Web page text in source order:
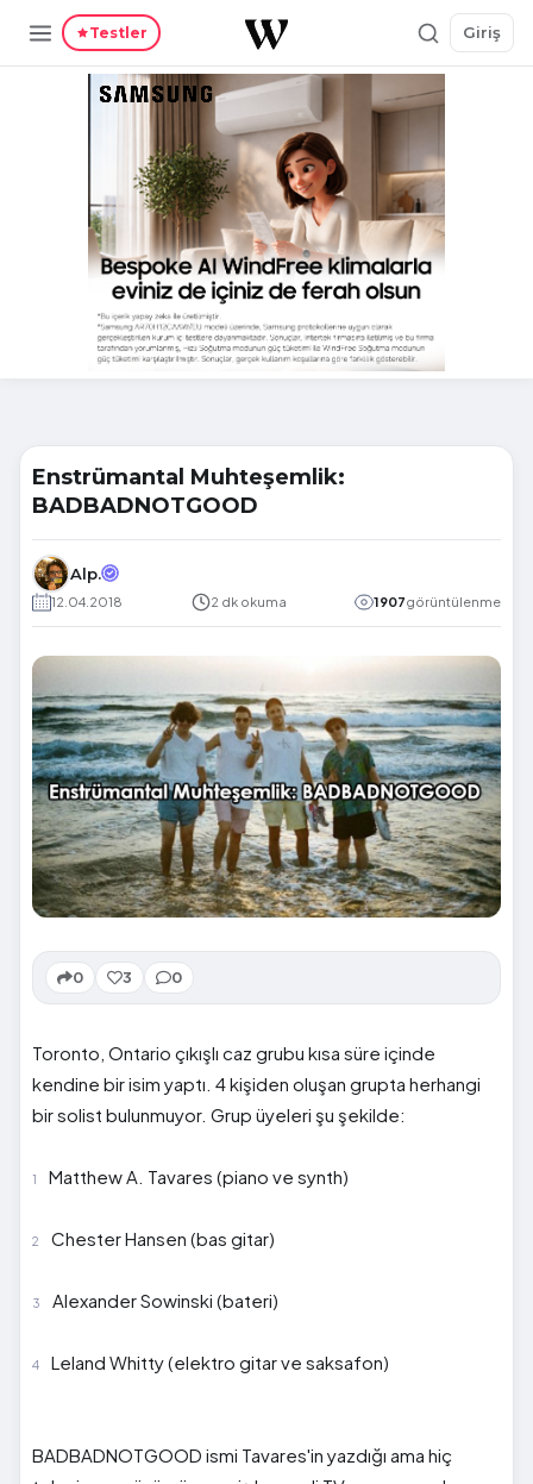
Testler Giriş
Enstrümantal Muhteşemlik:
BADBADNOTGOOD
Alp.
12.04.2018 2 dk okuma 1907görüntülenme
0 3 0
Toronto, Ontario çıkışlı caz grubu kısa süre içinde
kendine bir isim yaptı. 4 kişiden oluşan grupta herhangi
bir solist bulunmuyor. Grup üyeleri şu şekilde:
Matthew A. Tavares (piano ve synth)
Chester Hansen (bas gitar)
Alexander Sowinski (bateri)
Leland Whitty (elektro gitar ve saksafon)
BADBADNOTGOOD ismi Tavares'in yazdığı ama hiç